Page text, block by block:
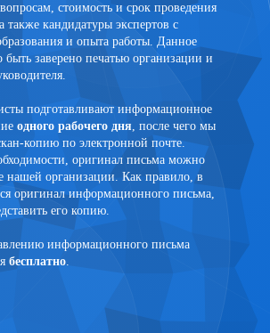
стоимость и срок проведения
а также кандидатуры экспертов с
и опыта работы. Данное
быть заверено печатью организации и
подготавливают информационное
одного рабочего дня, после чего мы
копию по электронной почте.
оригинал письма можно
нашей организации. Как правило, в
оригинал информационного письма,
его копию.
информационного письма
бесплатно.